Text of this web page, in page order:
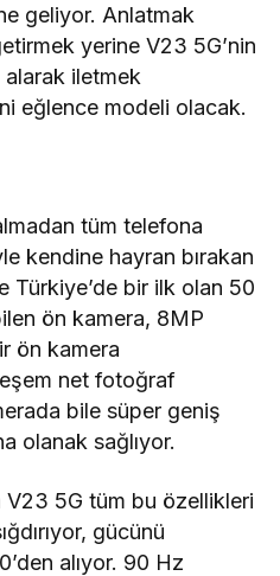
geliyor. Anlatmak
yerine V23 5G’nin
alarak iletmek
eğlence modeli olacak.
tüm telefona
kendine hayran bırakan
Türkiye’de bir ilk olan 50
ön kamera, 8MP
ön kamera
net fotoğraf
bile süper geniş
olanak sağlıyor.
V23 5G tüm bu özellikleri
gücünü
alıyor. 90 Hz